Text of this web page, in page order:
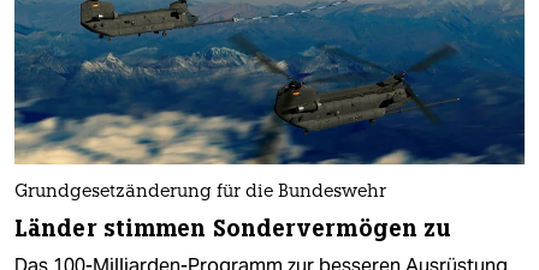
Grundgesetzänderung für die Bundeswehr
Länder stimmen Sondervermögen zu